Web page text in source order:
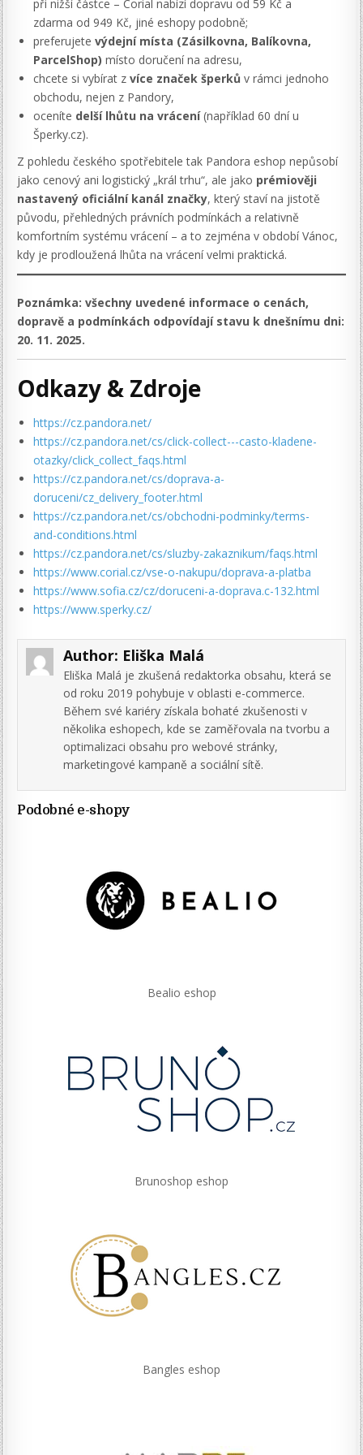
při nižší částce – Corial nabízí dopravu od 59 Kč a
zdarma od 949 Kč, jiné eshopy podobně;
preferujetevýdejní místa (Zásilkovna, Balíkovna,
ParcelShop) místo doručení na adresu,
chcete si vybírat zvíce značek šperků v rámci jednoho
obchodu, nejen z Pandory,
oceníte delší lhůtu na vrácení(například 60 dní u
Šperky.cz).
Z pohledu českého spotřebitele tak Pandora eshop nepůsobí
jako cenový ani logistický „král trhu“, ale jako prémiověji
nastavený oficiální kanál značky, který staví na jistotě
původu, přehledných právních podmínkách a relativně
komfortním systému vrácení – a to zejména v období Vánoc,
kdy je prodloužená lhůta na vrácení velmi praktická.
Poznámka: všechny uvedené informace o cenách,
dopravě a podmínkách odpovídají stavu k dnešnímu dni:
20. 11. 2025.
Odkazy & Zdroje
https://cz.pandora.net/
https://cz.pandora.net/cs/click-collect---casto-kladene-
otazky/click_collect_faqs.html
https://cz.pandora.net/cs/doprava-a-
doruceni/cz_delivery_footer.html
https://cz.pandora.net/cs/obchodni-podminky/terms-
and-conditions.html
https://cz.pandora.net/cs/sluzby-zakaznikum/faqs.html
https://www.corial.cz/vse-o-nakupu/doprava-a-platba
https://www.sofia.cz/cz/doruceni-a-doprava.c-132.html
https://www.sperky.cz/
Author: Eliška Malá
Eliška Malá je zkušená redaktorka obsahu, která se
od roku 2019 pohybuje v oblasti e-commerce.
Během své kariéry získala bohaté zkušenosti v
několika eshopech, kde se zaměřovala na tvorbu a
optimalizaci obsahu pro webové stránky,
marketingové kampaně a sociální sítě.
Podobné e-shopy
Bealio eshop
Brunoshop eshop
Bangles eshop